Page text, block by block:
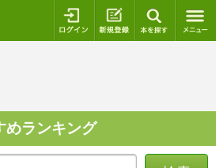
ログイン 新規登録
めランキング